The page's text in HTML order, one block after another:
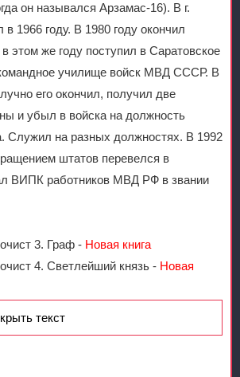
он назывался Арзамас-16). В г.
1966 году. В 1980 году окончил
этом же году поступил в Саратовское
училище войск МВД СССР. В
его окончил, получил две
и убыл в войска на должность
Служил на разных должностях. В 1992
штатов перевелся в
ВИПК работников МВД РФ в звании
3. Граф - Новая книга
4. Светлейший князь - Новая
текст